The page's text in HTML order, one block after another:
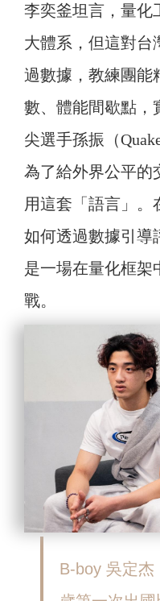
李奕釜坦言，量化
大體系，但這對台
過數據，教練團能
數、體能間歇點，
尖選手孫振（
為了給外界公平的
用這套「語言」。
如何透過數據引導
是一場在量化框架
戰。
B-boy 吳定杰